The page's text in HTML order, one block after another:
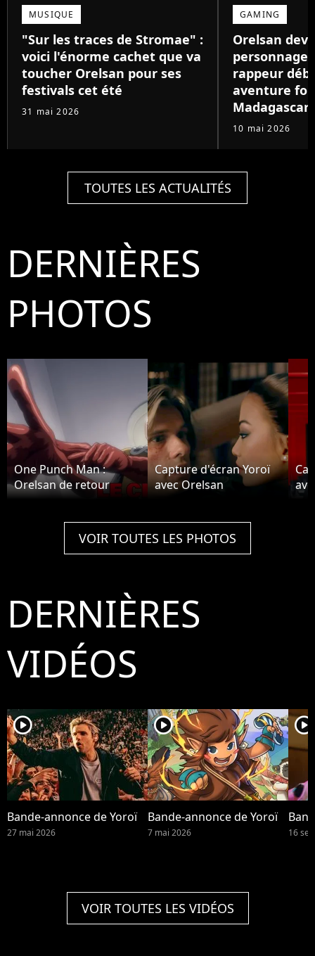
MUSIQUE
"Sur les traces de Stromae" :
voici l'énorme cachet que va
toucher Orelsan pour ses
festivals cet été
31 mai 2026
GAMING
Orelsan
personnage
rappeur
aventure
Madagascar
10 mai 2026
TOUTES LES ACTUALITÉS
DERNIÈRES
PHOTOS
One Punch Man :
Orelsan de retour
Capture d'écran Yoroï
avec Orelsan
VOIR TOUTES LES PHOTOS
DERNIÈRES
VIDÉOS
player2
Bande-annonce de Yoroï
27 mai 2026
player2
Bande-annonce de Yoroï
7 mai 2026
player2
16
VOIR TOUTES LES VIDÉOS